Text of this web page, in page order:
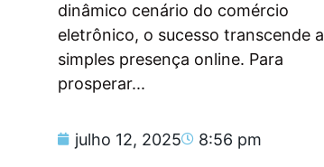
dinâmico cenário do comércio
eletrônico, o sucesso transcende a
simples presença online. Para
prosperar...
julho 12, 2025 8:56 pm